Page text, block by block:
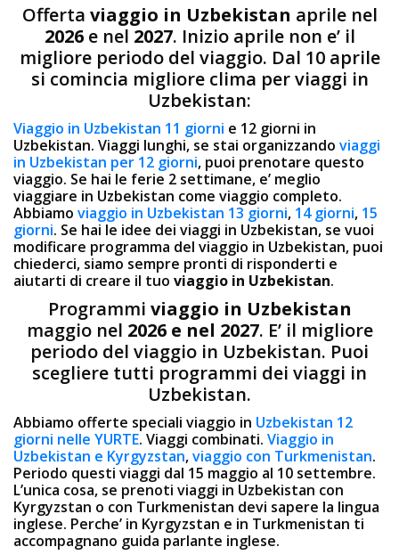
Offerta viaggio in Uzbekistan aprile nel
2026e nel 2027. Inizio aprile non e’ il
migliore periodo del viaggio. Dal 10 aprile
si comincia migliore clima per viaggi in
Uzbekistan:
Viaggio in Uzbekistan 11 giorni e 12 giorni in
Uzbekistan. Viaggi lunghi, se stai organizzando viaggi
in Uzbekistan per 12 giorni, puoi prenotare questo
viaggio. Se hai le ferie 2 settimane, e’ meglio
viaggiare in Uzbekistan come viaggio completo.
Abbiamo viaggio in Uzbekistan 13 giorni, 14 giorni, 15
giorni. Se hai le idee dei viaggi in Uzbekistan, se vuoi
modificare programma del viaggio in Uzbekistan, puoi
chiederci, siamo sempre pronti di risponderti e
aiutarti di creare il tuo viaggio in Uzbekistan.
Programmi viaggio in Uzbekistan
maggio nel 2026 e nel 2027. E’ il migliore
periodo del viaggio in Uzbekistan. Puoi
scegliere tutti programmi dei viaggi in
Uzbekistan.
Abbiamo offerte speciali viaggio in Uzbekistan 12
giorni nelle YURTE. Viaggi combinati. Viaggio in
Uzbekistan e Kyrgyzstan,viaggio con Turkmenistan.
Periodo questi viaggi dal 15 maggio al 10 settembre.
L’unica cosa, se prenoti viaggi in Uzbekistan con
Kyrgyzstan o con Turkmenistan devi sapere la lingua
inglese. Perche’ in Kyrgyzstan e in Turkmenistan ti
accompagnano guida parlante inglese.